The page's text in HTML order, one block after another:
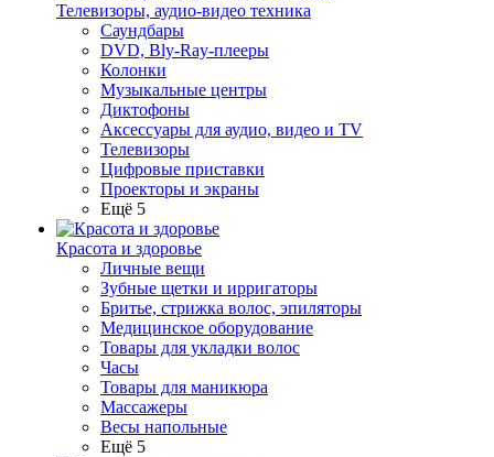
Телевизоры, аудио-видео техника
Саундбары
DVD, Bly-Ray-плееры
Колонки
Музыкальные центры
Диктофоны
Аксессуары для аудио, видео и TV
Телевизоры
Цифровые приставки
Проекторы и экраны
Ещё 5
Красота и здоровье
Личные вещи
Зубные щетки и ирригаторы
Бритье, стрижка волос, эпиляторы
Медицинское оборудование
Товары для укладки волос
Часы
Товары для маникюра
Массажеры
Весы напольные
Ещё 5